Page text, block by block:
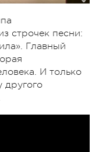
строчек песни:
Главный
И только
другого